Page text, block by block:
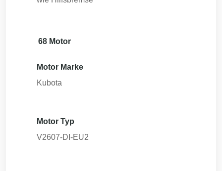
68 Motor
Motor Marke
Kubota
Motor Typ
V2607-DI-EU2